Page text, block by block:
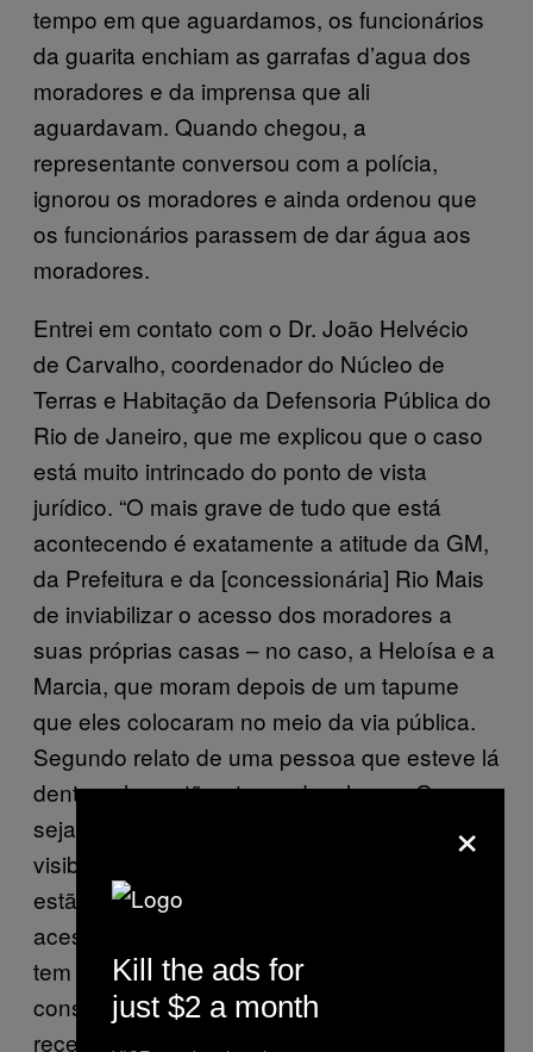
tempo em que aguardamos, os funcionários
da guarita enchiam as garrafas d’agua dos
moradores e da imprensa que ali
aguardavam. Quando chegou, a
representante conversou com a polícia,
ignorou os moradores e ainda ordenou que
os funcionários parassem de dar água aos
moradores.
Entrei em contato com o Dr. João Helvécio
de Carvalho, coordenador do Núcleo de
Terras e Habitação da Defensoria Pública do
Rio de Janeiro, que me explicou que o caso
está muito intrincado do ponto de vista
jurídico. “O mais grave de tudo que está
acontecendo é exatamente a atitude da GM,
da Prefeitura e da [concessionária] Rio Mais
de inviabilizar o acesso dos moradores a
suas próprias casas – no caso, a Heloísa e a
Marcia, que moram depois de um tapume
que eles colocaram no meio da via pública.
Segundo relato de uma pessoa que esteve lá
dentro, eles estão aterrando a lagoa. Ou
seja, botaram o tapume para tirar a
visibilidade de alguma coisa irregular que
estão fazendo ali. Além disso, impediram o
acesso dessas pessoas, ou seja, a pessoa
tem de dar uma volta de quilômetros para
conseguir entrar na própria casa, não pode
receber visitas, não pode receber uma
×
Kill the ads for
just $2 a month